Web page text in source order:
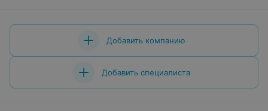
Добавить компанию
Добавить специалиста